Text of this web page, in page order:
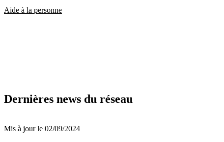
Aide à la personne
Dernières news du réseau
Mis à jour le 02/09/2024